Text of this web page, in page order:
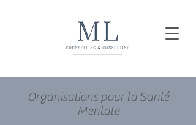
Organisations pour la Santé
Mentale